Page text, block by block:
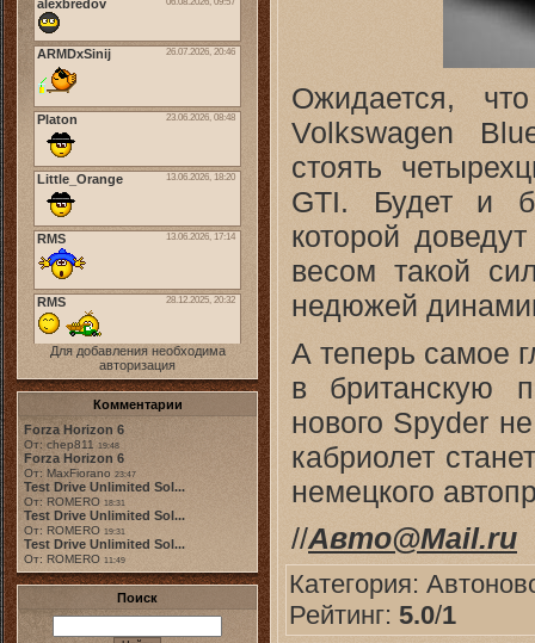
Для добавления необходима
авторизация
Комментарии
Forza Horizon 6
От: chep811 19:48
Forza Horizon 6
От: MaxFiorano 23:47
Test Drive Unlimited Sol...
От: ROMERO 18:31
Test Drive Unlimited Sol...
От: ROMERO 19:31
Test Drive Unlimited Sol...
От: ROMERO 11:49
Поиск
Ожидается,
Volkswagen
стоять
GTI. Будет и
которой
весом такой
недюжей
А теперь самое
в британскую
нового Spyder
кабриолет
немецкого
//Авто@Mail.ru
Категория:
Рейтинг: 5.0/1